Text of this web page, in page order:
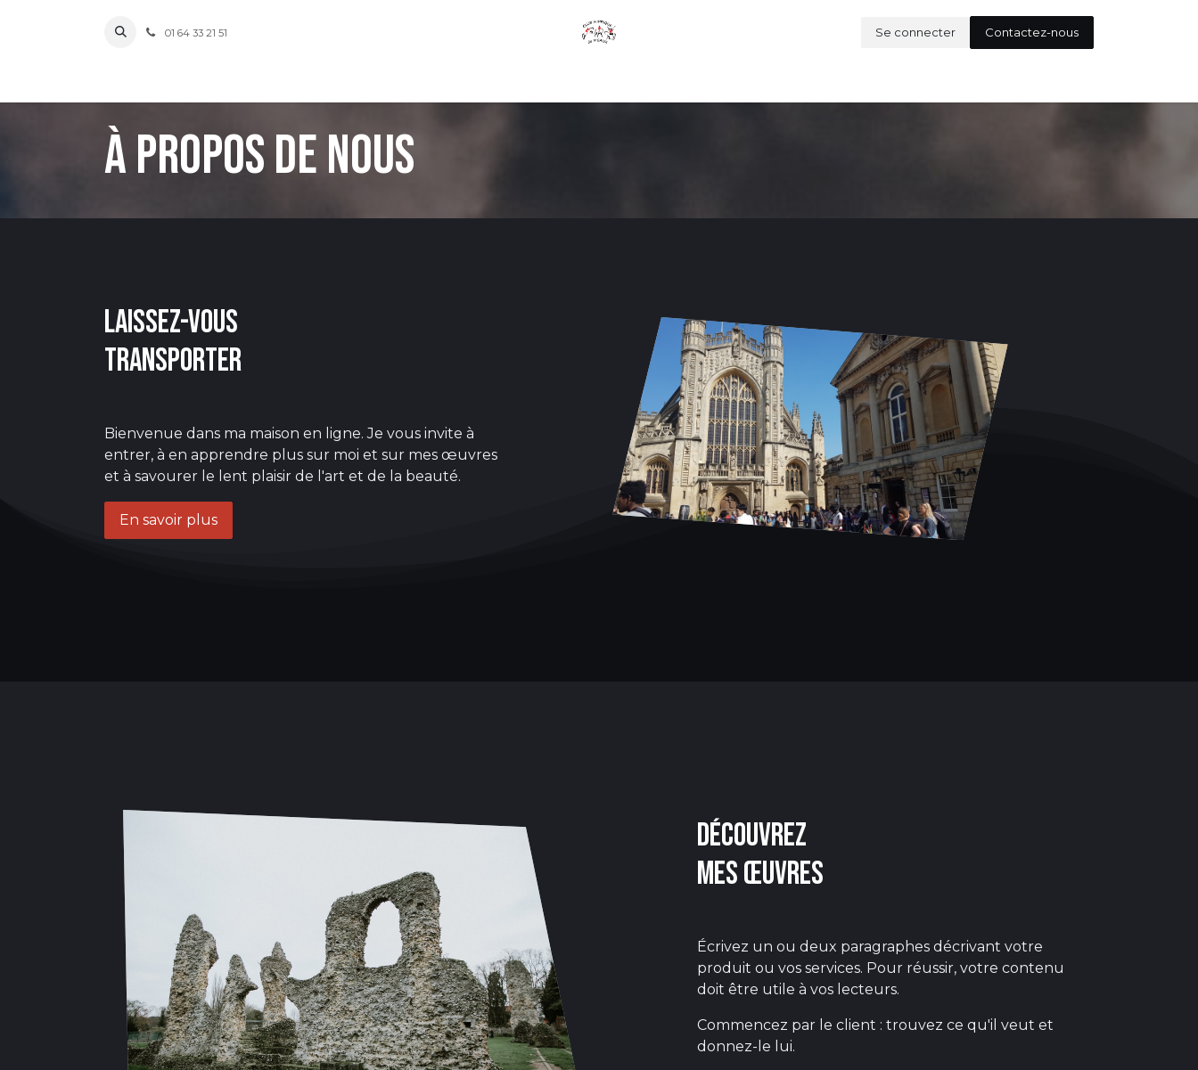
01 64 33 21 51 Se connecter Contactez-nous
À propos de nous
Laissez-vous
transporter
Bienvenue dans ma maison en ligne. Je vous invite à
entrer, à en apprendre plus sur moi et sur mes œuvres
et à savourer le lent plaisir de l'art et de la beauté.
En savoir plus
Découvrez
mes œuvres
Écrivez un ou deux paragraphes décrivant votre
produit ou vos services. Pour réussir, votre contenu
doit être utile à vos lecteurs.
Commencez par le client : trouvez ce qu'il veut et
donnez-le lui.